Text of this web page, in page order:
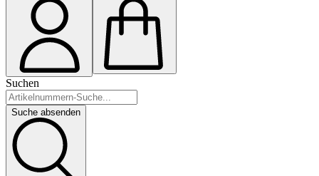
Suchen
Suche absenden